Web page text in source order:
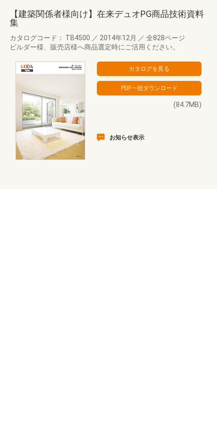
【建築関係者様向け】在来デュオPG商品技術資料
集
カタログコード： TB4500 ／ 2014年12月 ／ 全828ページ
ビルダー様、販売店様へ商品選定時にご活用ください。
(84.7MB)
お知らせ表示